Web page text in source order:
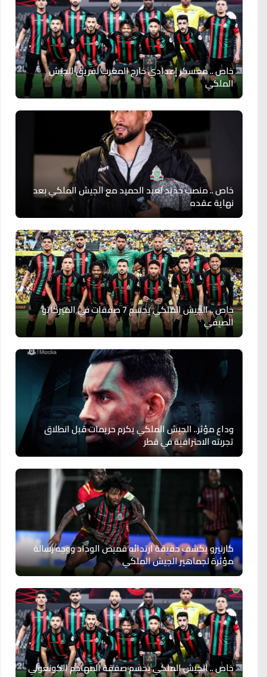
خاص .. معسكر إعدادي خارج المغرب لفريق الجيش
الملكي
خاص .. منصب جديد لعبد الحميد مع الجيش الملكي بعد
نهاية عقده
خاص .. الجيش الملكي يحسم 7 صفقات في الميركاتو
الصيفي
وداع مؤثر.. الجيش الملكي يكرم حريمات قبل انطلاق
تجربته الاحترافية في قطر
كارنيرو يكشف حقيقة ارتدائه قميص الوداد ووجه رسالة
مؤثرة لجماهير الجيش الملكي
خاص .. الجيش الملكي يحسم صفقة المهاجم الكونغولي